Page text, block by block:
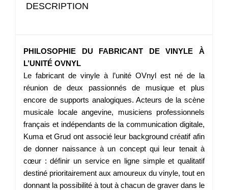
DESCRIPTION
PHILOSOPHIE DU FABRICANT DE VINYLE À
L’UNITÉ OVNYL
Le fabricant de vinyle à l’unité OVnyl est né de la
réunion de deux passionnés de musique et plus
encore de supports analogiques. Acteurs de la scène
musicale locale angevine, musiciens professionnels
français et indépendants de la communication digitale,
Kuma et Grud ont associé leur background créatif afin
de donner naissance à un concept qui leur tenait à
cœur : définir un service en ligne simple et qualitatif
destiné prioritairement aux amoureux du vinyle, tout en
donnant la possibilité à tout à chacun de graver dans le